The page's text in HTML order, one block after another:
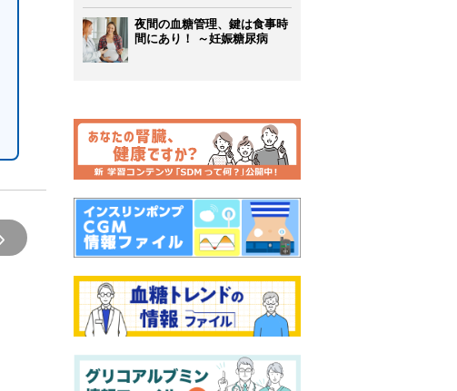
夜間の血糖管理、鍵は食事時
間にあり！ ～妊娠糖尿病